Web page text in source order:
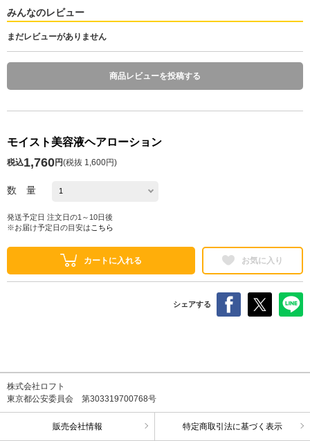
みんなのレビュー
まだレビューがありません
商品レビューを投稿する
モイスト美容液ヘアローション
税込1,760円(税抜 1,600円)
数 量
発送予定日 注文日の1～10日後
※お届け予定日の目安は こちら
カートに入れる お気に入り
シェアする
株式会社ロフト
東京都公安委員会 第303319700768号
販売会社情報 特定商取引法に基づく表示